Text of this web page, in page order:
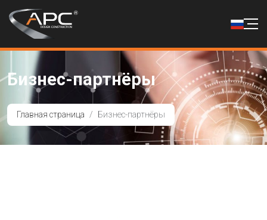
Бизнес-партнёры
Главная страница Бизнес-партнёры